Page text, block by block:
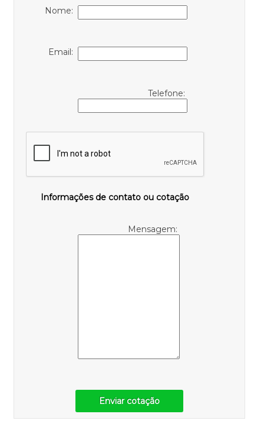
Nome:
Email:
Telefone:
Informações de contato ou cotação
Mensagem:
Enviar cotação